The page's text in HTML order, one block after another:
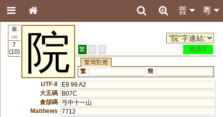
粵
普
阜
170
7
(10)
院 繁 簡 港
異讀字
繁簡對應
繁
簡
UTF-8
E9 99 A2
大五碼
B07C
倉頡碼
弓中十一山
Matthews
7712